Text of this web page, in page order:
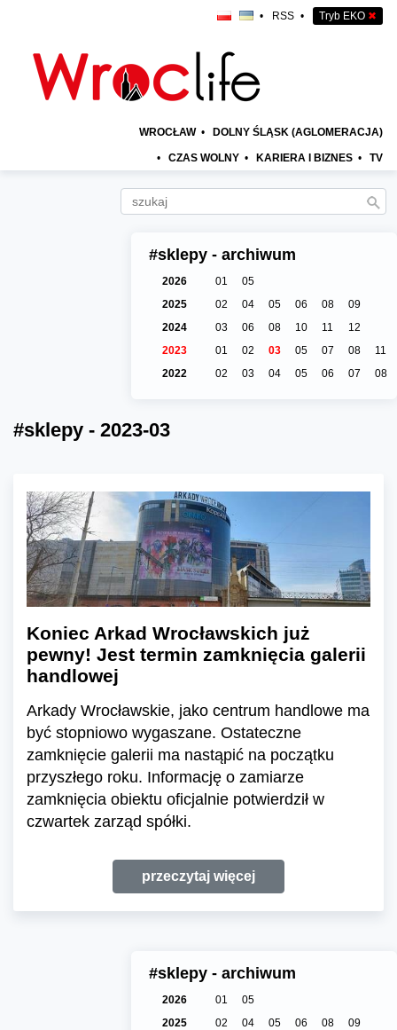
• RSS • Tryb EKO ✖
WROCŁAW • DOLNY ŚLĄSK (AGLOMERACJA)
• CZAS WOLNY • KARIERA I BIZNES • TV
#sklepy - archiwum
2026 01
05
2025
02 04 05 06 08
09
2024
03 06 08 10 11
12
2023
01 02 03 05 07 08
11
2022
02 03 04 05 06 07 08
#sklepy - 2023-03
Koniec Arkad Wrocławskich już
pewny! Jest termin zamknięcia galerii
handlowej
Arkady Wrocławskie, jako centrum handlowe ma
być stopniowo wygaszane. Ostateczne
zamknięcie galerii ma nastąpić na początku
przyszłego roku. Informację o zamiarze
zamknięcia obiektu oficjalnie potwierdził w
czwartek zarząd spółki.
przeczytaj więcej
#sklepy - archiwum
2026 01
05
2025
02 04 05 06 08
09